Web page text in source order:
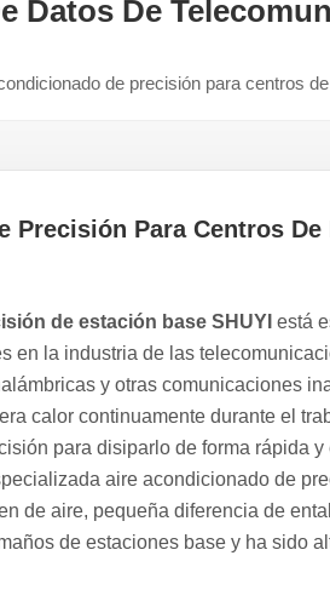
Datos De
de precisión para centros
Precisión Para Centros De
de estación base SHUYI está
en la industria de las
y otras comunicaciones
calor continuamente durante el
para disiparlo de forma rápida y
aire acondicionado de
de aire, pequeña diferencia de
deestaciones base y ha sido